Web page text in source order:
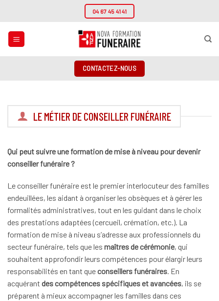
contenu
04 67 45 41 41
CONTACTEZ-NOUS
LE MÉTIER DE CONSEILLER FUNÉRAIRE
Qui peut suivre une formation de mise à niveau pour devenir
conseiller funéraire ?
Le conseiller funéraire est le premier interlocuteur des familles
endeuillées, les aidant à organiser les obsèques et à gérer les
formalités administratives, tout en les guidant dans le choix
des prestations adaptées (cercueil, crémation, etc.). La
formation de mise à niveau s’adresse aux professionnels du
secteur funéraire, tels que les maîtres de cérémonie, qui
souhaitent approfondir leurs compétences pour élargir leurs
responsabilités en tant queconseillers funéraires. En
acquérant des compétences spécifiques et avancées, ils se
préparent à mieux accompagner les familles dans ces